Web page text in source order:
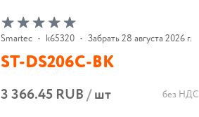
В корзину
Smartec • k65320 • Забрать 28 августа 2026 г.
ST-DS206C-BK
3 366.45 RUB/шт без НДС